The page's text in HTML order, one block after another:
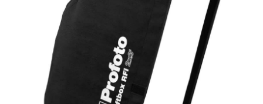
cette boîte à lumière
pliable peut être pliée
avec un diamètre de 19
cm, facile à ranger et à
transporter dans le sac à
cordon inclus. Parfait
pour les portraits, la
photographie de
Ouvrir, puis cliquer sur « Poser
une question » et envoyer votre
question. Nous répondrons
dans la journée.